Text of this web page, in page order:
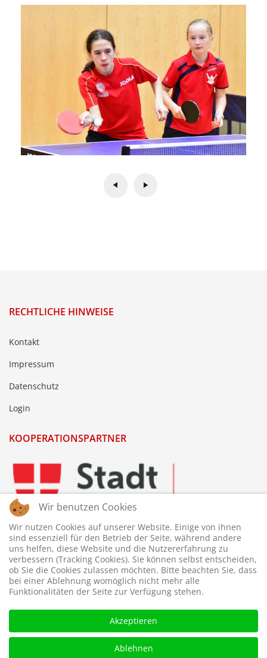
RECHTLICHE HINWEISE
Kontakt
Impressum
Datenschutz
Login
KOOPERATIONSPARTNER
© 2026 © WTTV - Wiener Tischtennis Verband. Gestaltet und
Wir benutzen Cookies
Wir nutzen Cookies auf unserer Website. Einige von ihnen
sind essenziell für den Betrieb der Seite, während andere
uns helfen, diese Website und die Nutzererfahrung zu
verbessern (Tracking Cookies). Sie können selbst entscheiden,
ob Sie die Cookies zulassen möchten. Bitte beachten Sie, dass
bei einer Ablehnung womöglich nicht mehr alle
Funktionalitäten der Seite zur Verfügung stehen.
Akzeptieren
Ablehnen